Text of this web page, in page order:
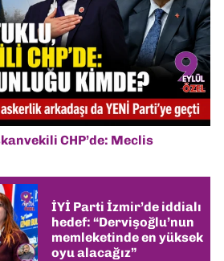
CHP’de: Meclis
İYİ Parti İzmir’de iddialı
hedef: “Dervişoğlu’nun
memleketinde en yüksek
oyu alacağız”